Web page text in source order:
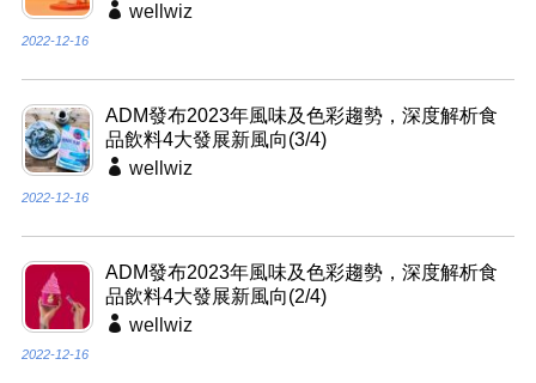
wellwiz
2022-12-16
ADM發布2023年風味及色彩趨勢，深度解析食
品飲料4大發展新風向(3/4)
wellwiz
2022-12-16
ADM發布2023年風味及色彩趨勢，深度解析食
品飲料4大發展新風向(2/4)
wellwiz
2022-12-16